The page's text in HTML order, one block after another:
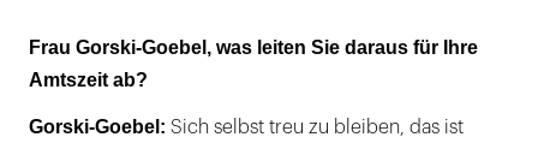
Frau Gorski-Goebel, was leiten Sie daraus für Ihre
Amtszeit ab?
Gorski-Goebel: Sich selbst treu zu bleiben, das ist